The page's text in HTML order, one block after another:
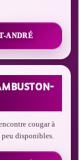
ANDRÉ
cougar à
disponibles.